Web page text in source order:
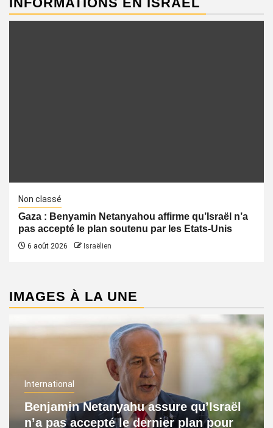
Non classé
Gaza : Benyamin Netanyahou affirme qu’Israël n’a
pas accepté le plan soutenu par les Etats-Unis
6 août 2026 Israëlien
IMAGES À LA UNE
International
Benjamin Netanyahu assure qu’Israël
n’a pas accepté le dernier plan pour